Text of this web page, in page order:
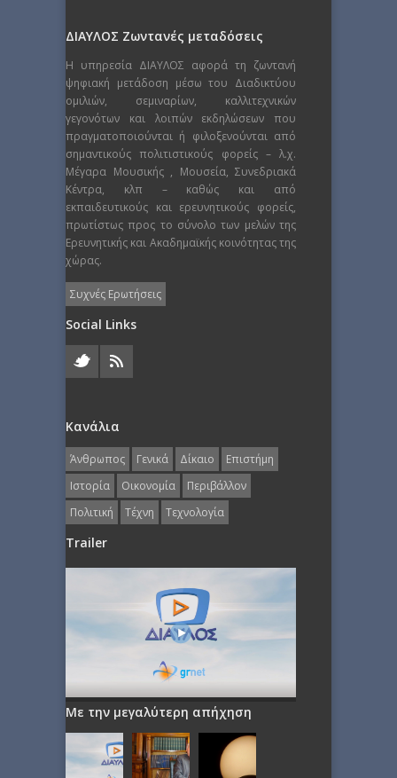
ΔΙΑΥΛΟΣ Ζωντανές μεταδόσεις
Η υπηρεσία ΔΙΑΥΛΟΣ αφορά τη ζωντανή
ψηφιακή μετάδοση μέσω του Διαδικτύου
ομιλιών, σεμιναρίων, καλλιτεχνικών
γεγονότων και λοιπών εκδηλώσεων που
πραγματοποιούνται ή φιλοξενούνται από
σημαντικούς πολιτιστικούς φορείς – λ.χ.
Μέγαρα Μουσικής , Μουσεία, Συνεδριακά
Κέντρα, κλπ – καθώς και από
εκπαιδευτικούς και ερευνητικούς φορείς,
πρωτίστως προς το σύνολο των μελών της
Ερευνητικής και Ακαδημαϊκής κοινότητας της
χώρας.
Συχνές Ερωτήσεις
Social Links
Κανάλια
Άνθρωπος Γενικά Δίκαιο
Επιστήμη
Ιστορία
Οικονομία
Περιβάλλον
Πολιτική
Τέχνη Τεχνολογία
Trailer
Με την μεγαλύτερη απήχηση